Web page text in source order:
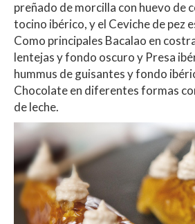
preñado de morcilla con huevo de
tocino ibérico, y el Ceviche de pez
Como principales Bacalao en
lentejas y fondo oscuro y Presa
hummus de guisantes y fondo
Chocolate en diferentes formas
de leche.